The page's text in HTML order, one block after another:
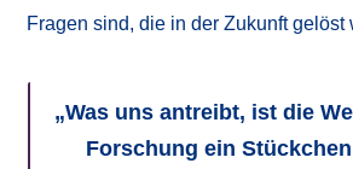
Fragen sind, die in der Zukunft gelöst
„Was uns antreibt, ist die
Forschung ein